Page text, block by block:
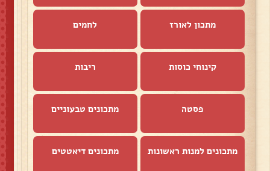
מתכון לאורז לחמים
קינוחי כוסות ריבות
פסטה מתכונים טבעוניים
מתכונים למנות ראשונות מתכונים דיאטטים